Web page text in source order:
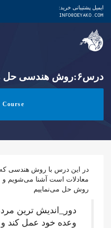
ایمیل پشتیبانی خرید:
INFO@DEYAKO.COM
درس۶:روش هندسی حل معادلات درجه ۲
Course
در این درس با روش هندسی
روش حل می‌نماییم
دور_اندیش ترین
وعده خود عمل کند